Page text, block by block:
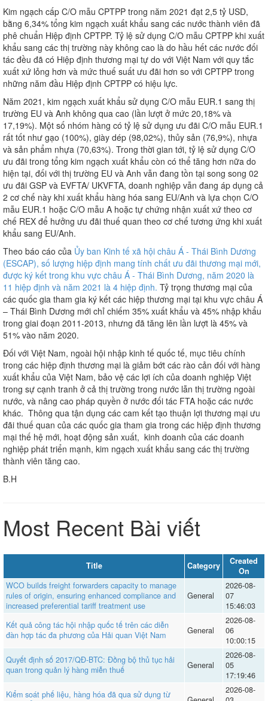
Kim ngạch cấp C/O mẫu CPTPP trong năm 2021 đạt 2,5 tỷ USD,
bằng 6,34% tổng kim ngạch xuất khẩu sang các nước thành viên đã
phê chuẩn Hiệp định CPTPP. Tỷ lệ sử dụng C/O mẫu CPTPP khi xuất
khẩu sang các thị trường này không cao là do hầu hết các nước đối
tác đều đã có Hiệp định thương mại tự do với Việt Nam với quy tắc
xuất xứ lỏng hơn và mức thuế suất ưu đãi hơn so với CPTPP trong
những năm đầu Hiệp định CPTPP có hiệu lực.
Năm 2021, kim ngạch xuất khẩu sử dụng C/O mẫu EUR.1 sang thị
trường EU và Anh không qua cao (lần lượt ở mức 20,18% và
17,19%). Một số nhóm hàng có tỷ lệ sử dụng ưu đãi C/O mẫu EUR.1
rất tốt như gạo (100%), giày dép (98,02%), thủy sản (76,9%), nhựa
và sản phẩm nhựa (70,63%). Trong thời gian tới, tỷ lệ sử dụng C/O
ưu đãi trong tổng kim ngạch xuất khẩu còn có thể tăng hơn nữa do
hiện tại, đối với thị trường EU và Anh vẫn đang tồn tại song song 02
ưu đãi GSP và EVFTA/ UKVFTA, doanh nghiệp vẫn đang áp dụng cả
2 cơ chế này khi xuất khẩu hàng hóa sang EU/Anh và lựa chọn C/O
mẫu EUR.1 hoặc C/O mẫu A hoặc tự chứng nhận xuất xứ theo cơ
chế REX để hưởng ưu đãi thuế quan theo cơ chế tương ứng khi xuất
khẩu sang EU/Anh.
Theo báo cáo của Ủy ban Kinh tế xã hội châu Á - Thái Bình Dương
(ESCAP), số lượng hiệp định mang tính chất ưu đãi thương mại mới,
được ký kết trong khu vực châu Á - Thái Bình Dương, năm 2020 là
11 hiệp định và năm 2021 là 4 hiệp định. Tỷ trọng thương mại của
các quốc gia tham gia ký kết các hiệp thương mại tại khu vực châu Á
– Thái Bình Dương mới chỉ chiếm 35% xuất khẩu và 45% nhập khẩu
trong giai đoạn 2011-2013, nhưng đã tăng lên lần lượt là 45% và
51% vào năm 2020.
Đối với Việt Nam, ngoài hội nhập kinh tế quốc tế, mục tiêu chính
trong các hiệp định thương mại là giảm bớt các rào cản đối với hàng
xuất khẩu của Việt Nam, bảo vệ các lợi ích của doanh nghiệp Việt
trong sự cạnh tranh ở cả thị trường trong nước lẫn thị trường ngoài
nước, và nâng cao pháp quyền ở nước đối tác FTA hoặc các nước
khác. Thông qua tận dụng các cam kết tạo thuận lợi thương mại ưu
đãi thuế quan của các quốc gia tham gia trong các hiệp định thương
mại thế hệ mới, hoạt động sản xuất, kinh doanh của các doanh
nghiệp phát triển mạnh, kim ngạch xuất khẩu sang các thị trường
thành viên tăng cao.
B.H
Most Recent Bài viết
Title Category
Created
On
WCO builds freight forwarders capacity to manage
rules of origin, ensuring enhanced compliance and
increased preferential tariff treatment use
General
2026-08-
07
15:46:03
Kết quả công tác hội nhập quốc tế trên các diễn
đàn hợp tác đa phương của Hải quan Việt Nam
General
2026-08-
06
10:00:15
Quyết định số 2017/QĐ-BTC: Đồng bộ thủ tục hải
quan trong quản lý hàng miễn thuế
General
2026-08-
05
17:19:46
Kiểm soát phế liệu, hàng hóa đã qua sử dụng từ
2026-08-